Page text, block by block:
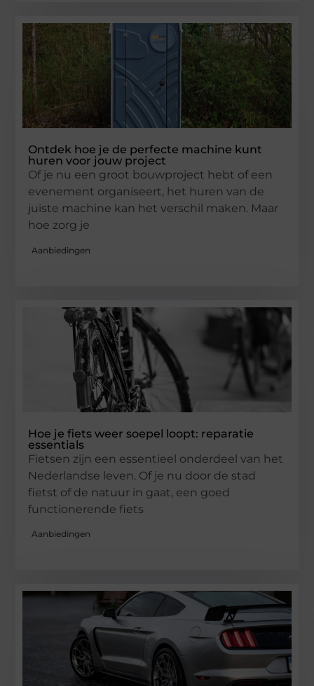
Ontdek hoe je de perfecte machine kunt
huren voor jouw project
Of je nu een groot bouwproject hebt of een
evenement organiseert, het huren van de
juiste machine kan het verschil maken. Maar
hoe zorg je
Aanbiedingen
Hoe je fiets weer soepel loopt: reparatie
essentials
Fietsen zijn een essentieel onderdeel van het
Nederlandse leven. Of je nu door de stad
fietst of de natuur in gaat, een goed
functionerende fiets
Aanbiedingen